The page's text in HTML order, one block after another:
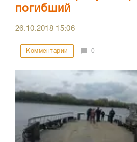
погибший
26.10.2018 15:06
Комментарии 0